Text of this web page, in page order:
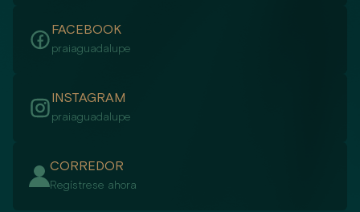
FACEBOOK
praiaguadalupe
INSTAGRAM
praiaguadalupe
CORREDOR
Regístrese ahora